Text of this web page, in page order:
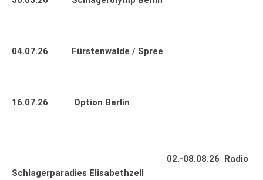
04.07.26 Fürstenwalde / Spree
16.07.26 Option Berlin
02.-08.08.26 Radio
Schlagerparadies Elisabethzell